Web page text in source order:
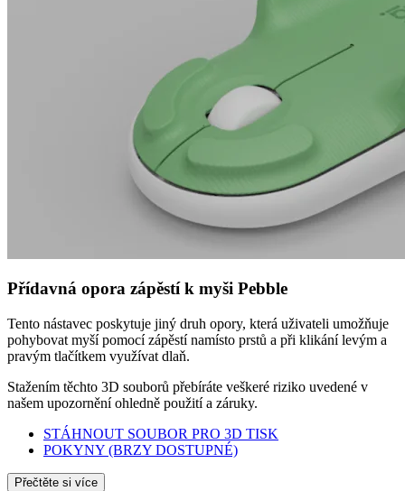
Přídavná opora zápěstí k myši Pebble
Tento nástavec poskytuje jiný druh opory, která uživateli umožňuje
pohybovat myší pomocí zápěstí namísto prstů a při klikání levým a
pravým tlačítkem využívat dlaň.
Stažením těchto 3D souborů přebíráte veškeré riziko uvedené v
našem upozornění ohledně použití a záruky.
STÁHNOUT SOUBOR PRO 3D TISK
POKYNY (BRZY DOSTUPNÉ)
Přečtěte si více